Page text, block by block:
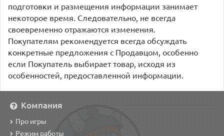
подготовки и размещения информации занимает
некоторое время. Следовательно, не всегда
своевременно отражаются изменения.
Покупателям рекомендуется всегда обсуждать
конкретные предложения с Продавцом, особенно
если Покупатель выбирает товар, исходя из
особенностей, предоставленной информации.
Компания
Про игры
Режим работы